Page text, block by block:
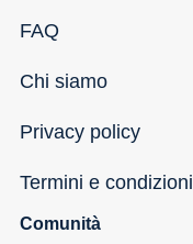
FAQ
Chi siamo
Privacy policy
Termini e condizioni
Comunità